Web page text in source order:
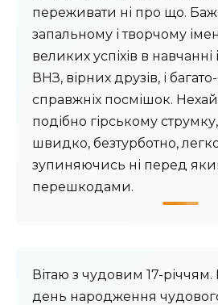
переживати ні про що.
запальному і творчому
великих успіхів в навчанні
ВНЗ, вірних друзів, і
справжніх посмішок.
подібно гірському
швидко, безтурботно,
зупиняючись ні перед
перешкодами.
Вітаю з чудовим 17-
день народження